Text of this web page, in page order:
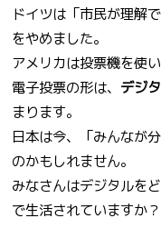
ドイツは「市民が理解
をやめました。
アメリカは投票機を使
電子投票の形は、 デジ
まります。
日本は今、「みんなが
のかもしれません。
みなさんはデジタルを
で生活されていますか？